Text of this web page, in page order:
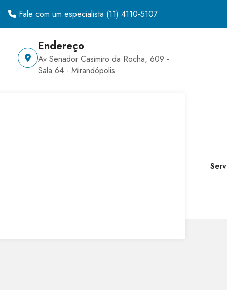
Fale com um especialista (11) 4110-5107
Endereço
Av Senador Casimiro da Rocha, 609 -
Sala 64 - Mirandópolis